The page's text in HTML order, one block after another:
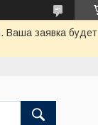
Ваша заявка